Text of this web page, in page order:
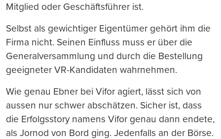
Mitglied oder Geschäftsführer ist.
Selbst als gewichtiger Eigentümer gehört ihm die
Firma nicht. Seinen Einfluss muss er über die
Generalversammlung und durch die Bestellung
geeigneter VR-Kandidaten wahrnehmen.
Wie genau Ebner bei Vifor agiert, lässt sich von
aussen nur schwer abschätzen. Sicher ist, dass
die Erfolgsstory namens Vifor genau dann endete,
als Jornod von Bord ging. Jedenfalls an der Börse.